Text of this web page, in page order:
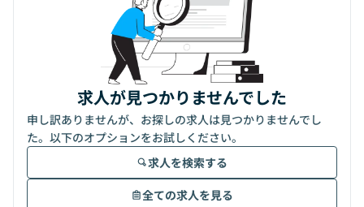
求人が見つかりませんでした
申し訳ありませんが、お探しの求人は見つかりませんでし
た。以下のオプションをお試しください。
求人を検索する
全ての求人を見る